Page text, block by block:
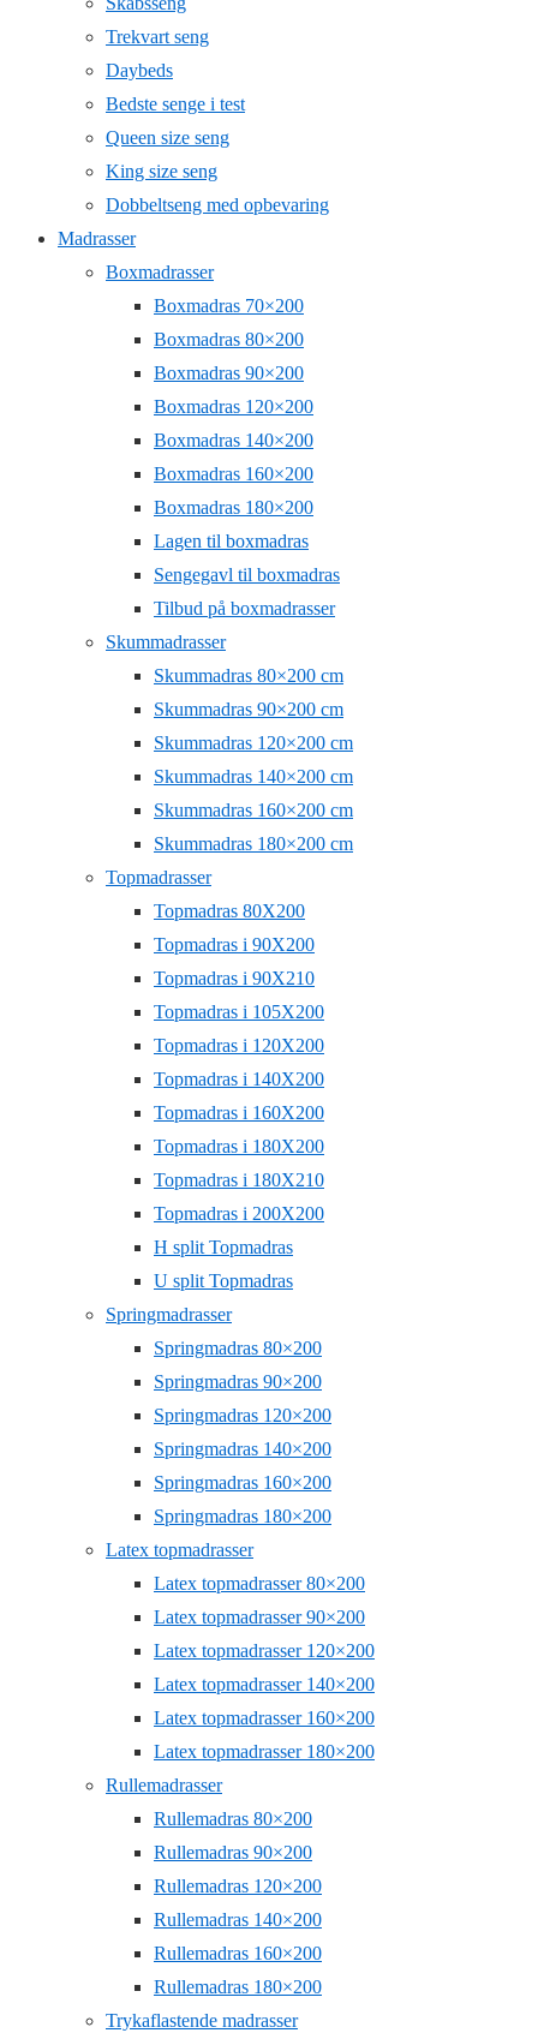
Trekvart seng
Daybeds
Bedste senge i test
Queen size seng
King size seng
Dobbeltseng med opbevaring
Madrasser
Boxmadrasser
Boxmadras 70×200
Boxmadras 80×200
Boxmadras 90×200
Boxmadras 120×200
Boxmadras 140×200
Boxmadras 160×200
Boxmadras 180×200
Lagen til boxmadras
Sengegavl til boxmadras
Tilbud på boxmadrasser
Skummadrasser
Skummadras 80×200 cm
Skummadras 90×200 cm
Skummadras 120×200 cm
Skummadras 140×200 cm
Skummadras 160×200 cm
Skummadras 180×200 cm
Topmadrasser
Topmadras 80X200
Topmadras i 90X200
Topmadras i 90X210
Topmadras i 105X200
Topmadras i 120X200
Topmadras i 140X200
Topmadras i 160X200
Topmadras i 180X200
Topmadras i 180X210
Topmadras i 200X200
H split Topmadras
U split Topmadras
Springmadrasser
Springmadras 80×200
Springmadras 90×200
Springmadras 120×200
Springmadras 140×200
Springmadras 160×200
Springmadras 180×200
Latex topmadrasser
Latex topmadrasser 80×200
Latex topmadrasser 90×200
Latex topmadrasser 120×200
Latex topmadrasser 140×200
Latex topmadrasser 160×200
Latex topmadrasser 180×200
Rullemadrasser
Rullemadras 80×200
Rullemadras 90×200
Rullemadras 120×200
Rullemadras 140×200
Rullemadras 160×200
Rullemadras 180×200
Trykaflastende madrasser